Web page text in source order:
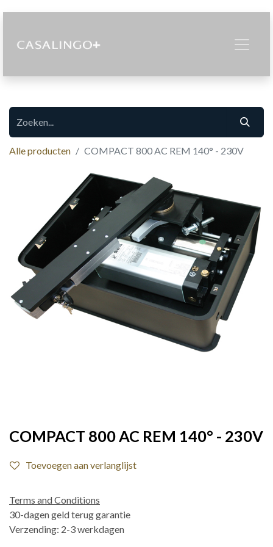
Alle producten COMPACT 800 AC REM 140° - 230V
COMPACT 800 AC REM 140° - 230V
Toevoegen aan verlanglijst
Terms and Conditions
30-dagen geld terug garantie
Verzending: 2-3 werkdagen